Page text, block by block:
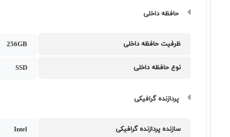
حافظه داخلی
ظرفیت حافظه داخلی 256GB
نوع حافظه داخلی SSD
پردازنده گرافیکی
سازنده پردازنده گرافیکی Intel